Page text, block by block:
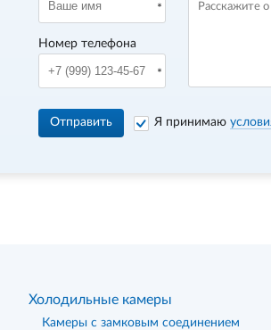
Номер телефона
Отправить Я принимаю
Холодильные камеры
Камеры с замковым соединением